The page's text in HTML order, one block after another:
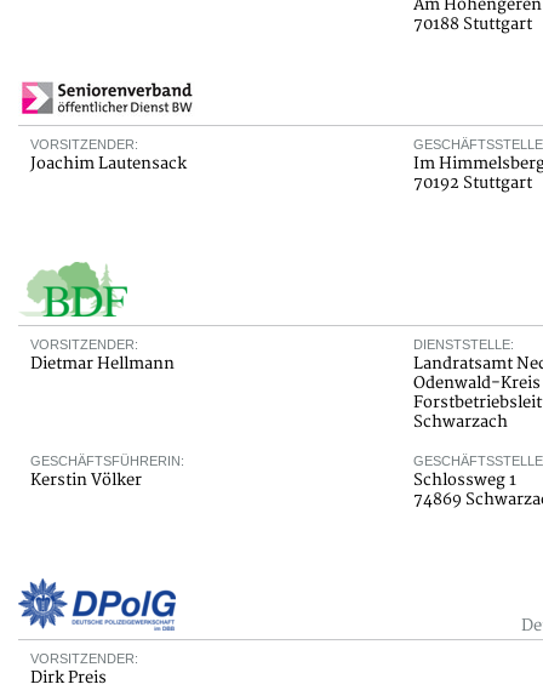
Am Hohengeren
70188 Stuttgart
VORSITZENDER:
Joachim Lautensack
Im
70192 Stuttgart
VORSITZENDER:
Dietmar Hellmann
DIENSTSTELLE:
Landratsamt
Odenwald-Kreis
Schwarzach
GESCHÄFTSFÜHRERIN:
Kerstin Völker
Schlossweg 1
74869
VORSITZENDER:
Dirk Preis